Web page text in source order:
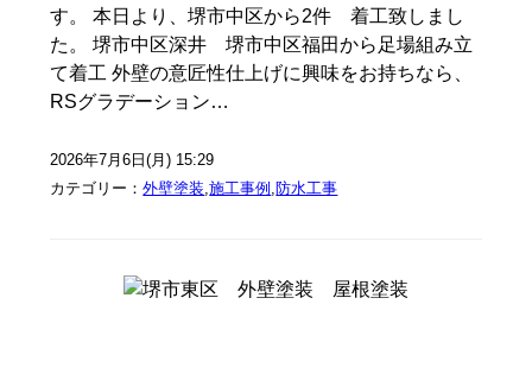
す。 本日より、堺市中区から2件 着工致しまし
た。 堺市中区深井 堺市中区福田から足場組み立
て着工 外壁の意匠性仕上げに興味をお持ちなら、
RSグラデーション…
2026年7月6日(月) 15:29
カテゴリー：外壁塗装,施工事例 ,防水工事